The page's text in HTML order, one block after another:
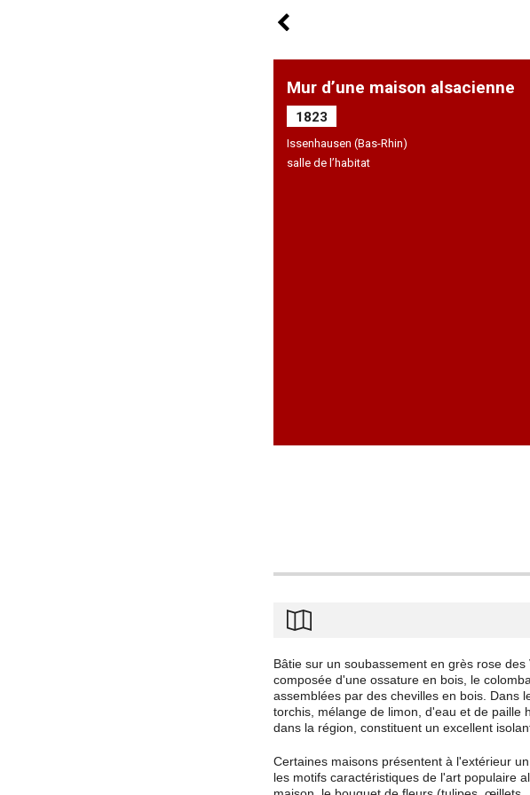
Mur d’une maison alsacienne
1823
Issenhausen (Bas-Rhin)
salle de l’habitat
Bâtie sur un soubassement en grès rose
composée d'une ossature en bois, le
assemblées par des chevilles en bois. Dans
torchis, mélange de limon, d'eau et de
dans la région, constituent un excellent
Certaines maisons présentent à l'extérieur
les motifs caractéristiques de l'art populaire